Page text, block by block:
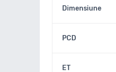
Dimensiune
PCD
ET